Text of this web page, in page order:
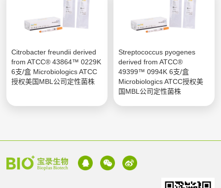
Citrobacter freundii derived
from ATCC® 43864™ 0229K
6支/盒 Microbiologics ATCC
授权美国MBL公司定性菌株
Streptococcus pyogenes
derived from ATCC®
49399™ 0994K 6支/盒
Microbiologics ATCC授权美
国MBL公司定性菌株